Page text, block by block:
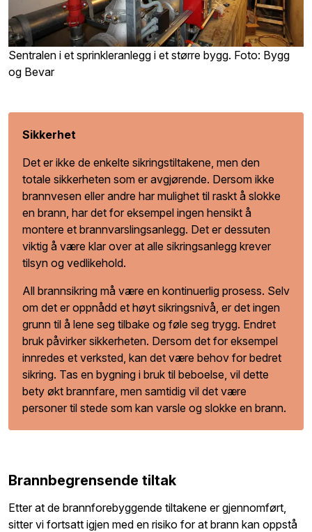
Sentralen i et sprinkleranlegg i et større bygg. Foto: Bygg
og Bevar
Sikkerhet
Det er ikke de enkelte sikringstiltakene, men den
totale sikkerheten som er avgjørende. Dersom ikke
brannvesen eller andre har mulighet til raskt å slokke
en brann, har det for eksempel ingen hensikt å
montere et brannvarslingsanlegg. Det er dessuten
viktig å være klar over at alle sikringsanlegg krever
tilsyn og vedlikehold.
All brannsikring må være en kontinuerlig prosess. Selv
om det er oppnådd et høyt sikringsnivå, er det ingen
grunn til å lene seg tilbake og føle seg trygg. Endret
bruk påvirker sikkerheten. Dersom det for eksempel
innredes et verksted, kan det være behov for bedret
sikring. Tas en bygning i bruk til beboelse, vil dette
bety økt brannfare, men samtidig vil det være
personer til stede som kan varsle og slokke en brann.
Brannbegrensende tiltak
Etter at de brannforebyggende tiltakene er gjennomført,
sitter vi fortsatt igjen med en risiko for at brann kan oppstå